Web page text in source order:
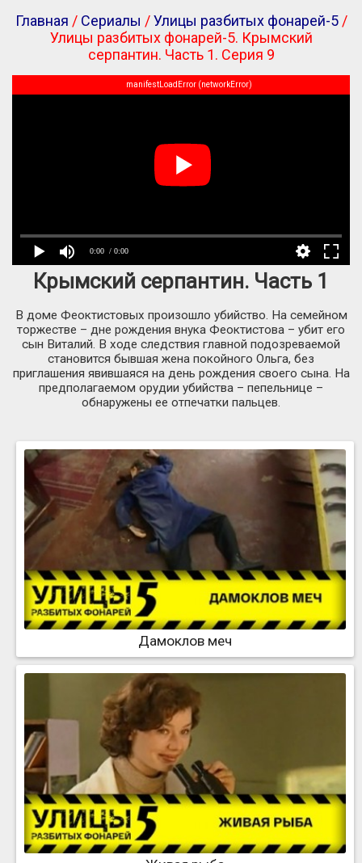
Главная / Сериалы /Улицы разбитых фонарей-5/
Улицы разбитых фонарей-5. Крымский
серпантин. Часть 1. Серия 9
0:00 / 0:00
manifestLoadError (networkError)
Крымский серпантин. Часть 1
В доме Феоктистовых произошло убийство. На семейном
торжестве – дне рождения внука Феоктистова – убит его
сын Виталий. В ходе следствия главной подозреваемой
становится бывшая жена покойного Ольга, без
приглашения явившаяся на день рождения своего сына. На
предполагаемом орудии убийства – пепельнице –
обнаружены ее отпечатки пальцев.
Дамоклов меч